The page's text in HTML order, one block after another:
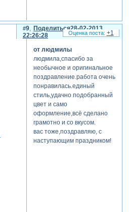
Поделиться
9
28-02-2013
22:26:28
от людмилы
людмила,спасибо за
необычное и оригинальное
поздравление.работа очень
понравилась.единый
стиль,удачно подобранный
цвет и само
оформление,всё сделано
грамотно и со вкусом.
вас тоже,поздравляю, с
наступающим праздником!
+1